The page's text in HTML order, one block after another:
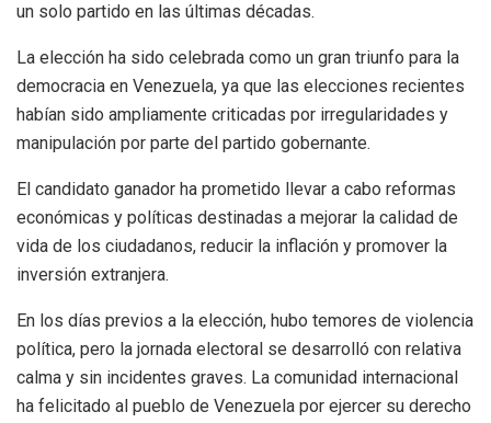
un solo partido en las últimas décadas.
La elección ha sido celebrada como un gran triunfo para la
democracia en Venezuela, ya que las elecciones recientes
habían sido ampliamente criticadas por irregularidades y
manipulación por parte del partido gobernante.
El candidato ganador ha prometido llevar a cabo reformas
económicas y políticas destinadas a mejorar la calidad de
vida de los ciudadanos, reducir la inflación y promover la
inversión extranjera.
En los días previos a la elección, hubo temores de violencia
política, pero la jornada electoral se desarrolló con relativa
calma y sin incidentes graves. La comunidad internacional
ha felicitado al pueblo de Venezuela por ejercer su derecho